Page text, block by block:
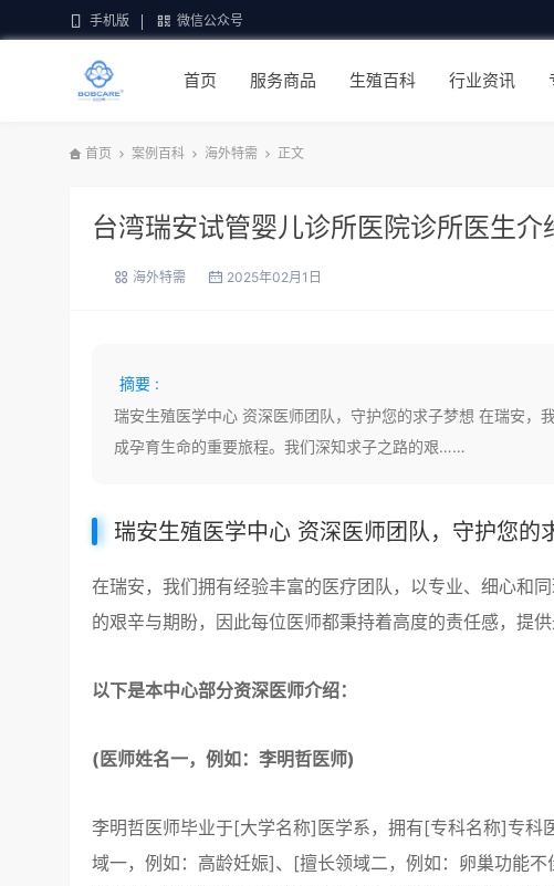
手机版 微信公众号
首页 服务商品 生殖百科 行业资讯
首页 案例百科 海外特需 正文
台湾瑞安试管婴儿诊所医院诊所医生介
海外特需 2025年02月1日
摘要 :
瑞安生殖医学中心 资深医师团队，守护您的求子梦想 在瑞安，
成孕育生命的重要旅程。我们深知求子之路的艰……
瑞安生殖医学中心 资深医师团队，守护您的
在瑞安，我们拥有经验丰富的医疗团队，以专业、细心和
的艰辛与期盼，因此每位医师都秉持着高度的责任感，提供
以下是本中心部分资深医师介绍：
(医师姓名一，例如：李明哲医师)
李明哲医师毕业于[大学名称]医学系，拥有[专科名称]专
域一，例如：高龄妊娠]、[擅长领域二，例如：卵巢功能